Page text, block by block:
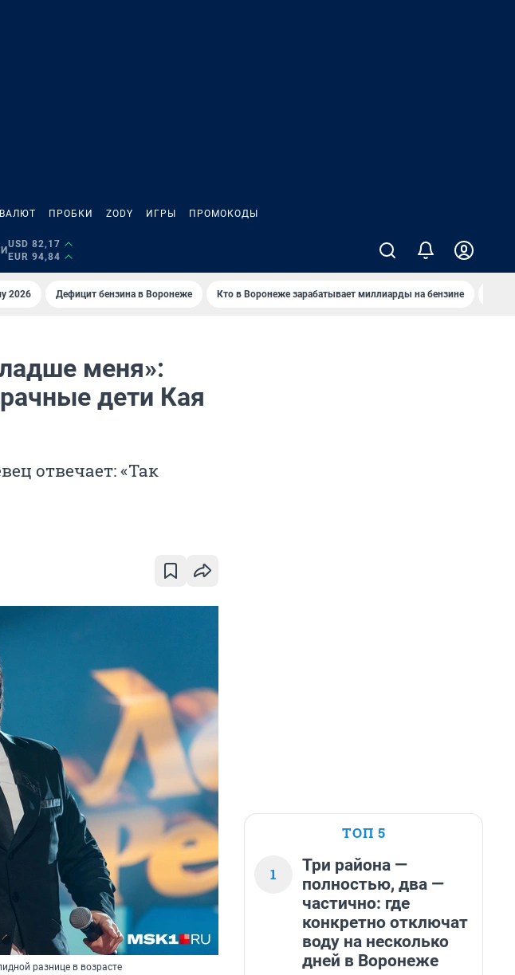
ПРОБКИ ZODY ИГРЫ ПРОМОКОДЫ
USD 82,17
EUR 94,84
2026 Дефицит бензина в Воронеже Кто в Воронеже зарабатывает миллиарды на бензине
меня»:
дети Кая
отвечает: «Так
разнице в возрасте
ТОП 5
1
Три района —
полностью, два —
частично: где
конкретно отключат
воду на несколько
дней в Воронеже